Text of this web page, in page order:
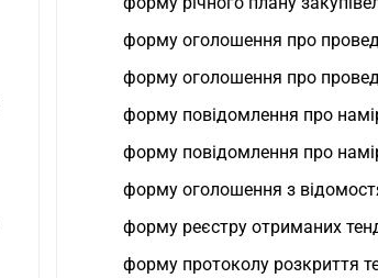
форму оголошення про
форму оголошення про
форму повідомлення про
форму повідомлення про
форму оголошення з
форму реєстру отриманих
форму протоколу розкриття